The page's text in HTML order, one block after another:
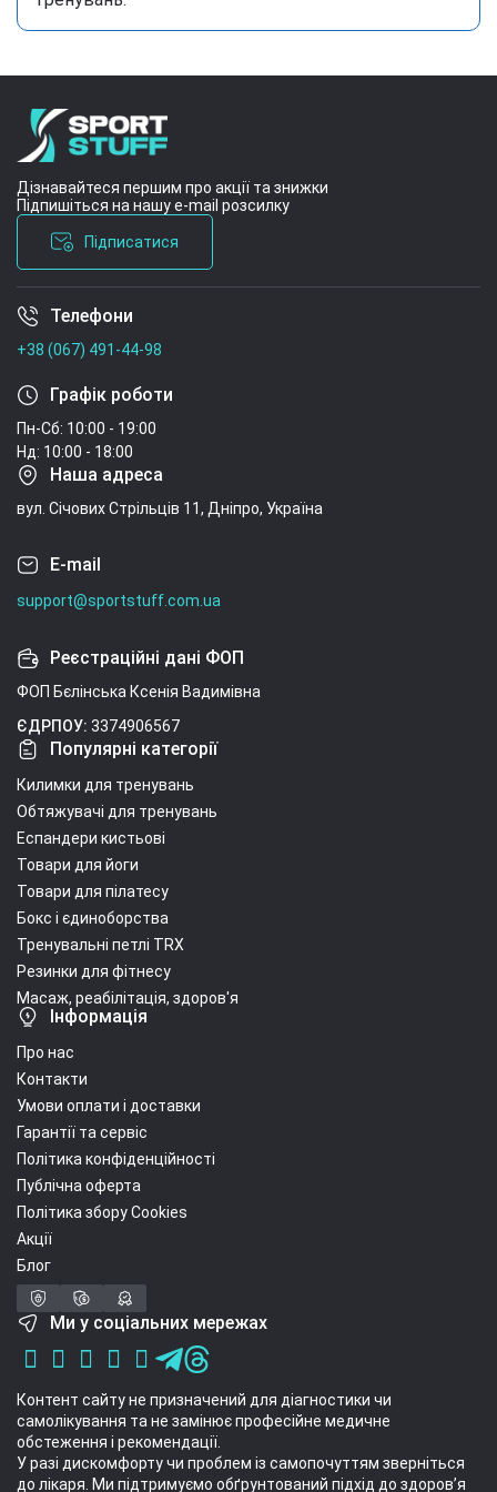
кислота, диоксид кремния, желатин. Фасовки 120
таблеток - 60 порций.
Дізнавайтеся першим про акції та знижки
Підпишіться на нашу e-mail розсилку
Підписатися
Умови угоди
Телефони
+38 (067) 491-44-98
Графік роботи
Пн-Сб: 10:00 - 19:00
Нд: 10:00 - 18:00
Наша адреса
вул. Січових Стрільців 11, Дніпро, Україна
E-mail
support@sportstuff.com.ua
Реєстраційні дані ФОП
ФОП Бєлінська Ксенія Вадимівна
ЄДРПОУ: 3374906567
Популярні категорії
Килимки для тренувань
Обтяжувачі для тренувань
Еспандери кистьові
Товари для йоги
Товари для пілатесу
Бокс і єдиноборства
Тренувальні петлі TRX
Резинки для фітнесу
Масаж, реабілітація, здоров'я
Інформація
Про нас
Контакти
Умови оплати і доставки
Гарантії та сервіс
Політика конфіденційності
Публічна оферта
Політика збору Cookies
Акції
Блог
Ми у соціальних мережах
Контент сайту не призначений для діагностики чи
самолікування та не замінює професійне медичне
обстеження і рекомендації.
У разі дискомфорту чи проблем із самопочуттям зверніться
до лікаря. Ми підтримуємо обґрунтований підхід до здоров’я